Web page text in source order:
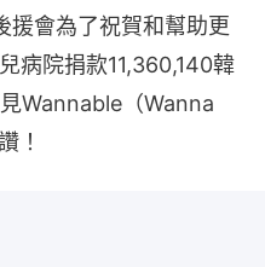
援會為了祝賀和幫助更
病院捐款11,360,140韓
Wannable（Wanna
！